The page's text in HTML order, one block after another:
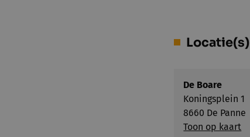
Locatie(s)
De Boare
Koningsplein 1
8660 De Panne
Toon op kaart